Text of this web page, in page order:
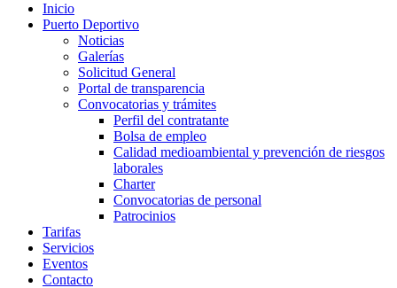
Inicio
Puerto Deportivo
Noticias
Galerías
Solicitud General
Portal de transparencia
Convocatorias y trámites
Perfil del contratante
Bolsa de empleo
Calidad medioambiental y prevención de riesgos
laborales
Charter
Convocatorias de personal
Patrocinios
Tarifas
Servicios
Eventos
Contacto